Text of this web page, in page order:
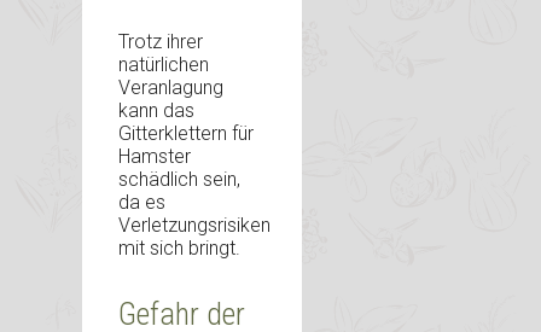
Trotz ihrer
natürlichen
Veranlagung
kann das
Gitterklettern für
Hamster
schädlich sein,
da es
Verletzungsrisiken
mit sich bringt.
Gefahr der